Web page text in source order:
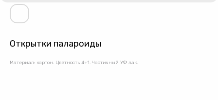
Открытки палароиды
Материал: картон. Цветность 4+1. Частичный УФ лак.